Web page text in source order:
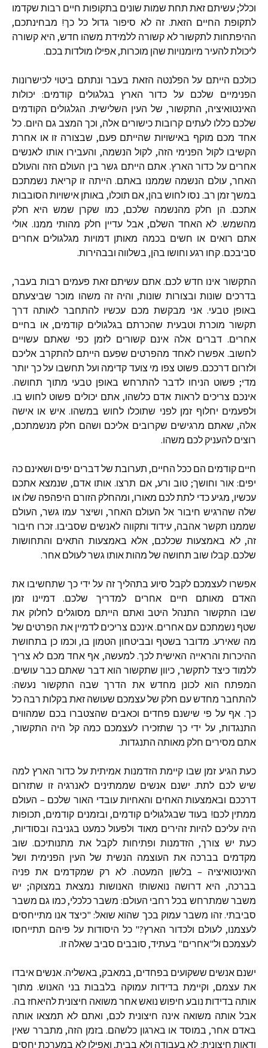
וכלל; עשיתם זאת תחת שמות שונים בתקופות חיים רבות שקדמו
לתקופת החיים הזאת. זה לא סיפור גדול כל כך! מבחינתכם,
ההיפתחות לתקשור לא קשורה ללמידת משהו חדש, היא קשורה
ליכולת להעיר מיומנויות שהן מוכרות, אפילו מולדות בכם.
כולכם הייתם על הפלנטה הזאת בעבר ונתתם ביטוי לכישרונות
הפנימיים שלכם על כדור הארץ בגלגולים קודמים: יכולות
האינטואיציה, התקשור, של העין השלישית. הגלגולים הקודמים
שלכם כללו לעתים קרובות כישורים אלה, וכך המצב גם היום. כל
אחד מכם מוקף באישויות שהייתם פעם, שבצורה זו או אחרת
הקשיבו לקול הפנימי הזה, לקול הנשמה, והעבירו אותו לאנשים
אחרים על כדור הארץ. אתם הייתם גשר בין העולם הזה והעולם
האחר, עולם הנשמה שממנו באתם. הייתה זו קריאת נשמתכם
במשך זמן רב. נסו לחוש בהן, אם תוכלו, באותן אישויות הסובבות
אתכם. הן חלק מהנשמה שלכם, כמו שקרן שמש היא חלק
מהשמש. לא האחד השלם, אבל עדיין חלק מהותי ממנו. אולי
אתם רואים או חשים בכמה מאותן דמויות מגלגולים אחרים
סביבכם. קחו רגע וחושו בהן, בשלווה ובבהירות.
התקשור אינו חדש לכם. אתם עשיתם זאת פעמים רבות בעבר,
בדרכים שונות ובצורות שונות, והיה זה משהו מוכר שביצעתם
באופן טבעי. אני מבקשת מכם עכשיו להתחבר לאותה דרך
תקשור מוכרת וטבעית שהכרתם בגלגולים קודמים, או בחיים
אחרים. דברים אלה אינם קשורים לזמן כפי שאתם עשויים
לחשוב. אפשרו לאחד מהפרטים שפעם הייתם להתקרב אליכם
ולזרום דרככם. פשוט צפו מי צועד קדימה ועל תחשבו על כך יותר
מדי; פשוט הניחו לדבר להתרחש באופן טבעי מתוך תחושה.
אינכם צריכים לראות אדם כלשהו, אתם יכולים פשוט לחוש בו.
ולפעמים יחלוף זמן לפני שתוכלו לחוש במשהו. איש או אישה
אלה, שאתם מרגישים שקרובים אליכם ושהם חלק מנשמתכם,
רוצים להעניק לכם משהו.
חיים קודמים הם ככל החיים, תערובת של דברים יפים ושאינם כה
יפים: אור וחושך; טוב ורע, אם תרצו. אותו אדם, שנמצא אתכם
עכשיו, מגיע כדי לתת לכם מאורו, ומהחלק הזורם היפהפה שלו או
שלה שהרגיש חיבור אל העולם האחר, ושיצר עמו גשר, העולם
שממנו תקשר אהבה, עידוד ותקווה לאנשים שסביבו. זכרו חיבור
זה, לא באמצעות שכלכם, אלא באמצעות התאים והתחושות
שלכם. קבלו שוב תחושה של מהות אותו גשר לעולם אחר.
אפשרו לעצמכם לקבל סיוע בתהליך זה על ידי כך שתחשיבו את
האדם מאותם חיים אחרים למדריך שלכם. דמיינו זמן
שבו התקשור התנהל היטב ואתם הייתם מסוגלים לחלוק את
שטף נשמתכם עם אחרים. אינכם צריכים לדמיין את הפרטים של
מה שאירע. מדובר בשטף ובביטחון הטמון בו, וכמו כן בתחושת
ההיכרות והראייה האישית לכך. למעשה, אף אחד מכם לא צריך
ללמוד כיצד לתקשר, כיוון שתקשור הוא דבר שאתם כבר עושים.
המפתח הוא לכונן מחדש את הדרך שבה התקשור נעשה:
להתחבר מחדש עם חלק של עצמכם שעושה זאת בקלות רבה כל
כך. אף על פי שישנם פחדים וכאבים שהצטברו בכם שמהווים
התנגדות, על ידי כך שתזכירו לעצמכם כמה קל היה התקשור,
אתם מסירים חלק מאותה התנגדות.
כעת הגיע זמן שבו קיימת הזדמנות אמיתית על כדור הארץ למה
שיש לכם לתת. ישנם אנשים שממתינים לאנרגיה זו שתזרום
דרככם ובאמצעות האחים והאחיות עובדי האור שלכם – העולם
ממתין לכם! בעוד שבגלגולים קודמים, ובזמנים קודמים, תכופות
היה עליכם להיות זהירים מאוד ולפעול כמעט בגניבה ובסודיות,
כעת יש צורך, הזדמנות ופתיחות לקבל את מתנותיכם. שוב
מקדמים בברכה את העוצמה הנשית של העין הפנימית ושל
האינטואיציה – בלשון המעטה. לא רק שמקדמים את פניה
בברכה, היא דרושה נואשות! האנושות נמצאת במצוקה; יש
משבר שמתרחש בכל רחבי העולם: משבר כלכלי, כמו גם משבר
סביבתי. זהו משבר עמוק בכך שהוא שואל: "כיצד אנו מתייחסים
לעצמנו, לעולם ולכדור הארץ?" כל היסודות על פיהם תתייחסו
לעצמכם ול"אחרים" בעתיד, סובבים סביב שאלה זו.
ישנם אנשים ששקועים בפחדים, במאבק, באשליה. אנשים איבדו
את עצמם, וקיימת בדידות עמוקה בלבבות בני האנוש. מתוך
אותה בדידות נובע חיפוש נואש אחר משואה חיצונית להיאחז בה.
אבל אותה משואה אינה חיצונית לכם, ואתם לא תמצאו אותה
באדם אחר, במוסד או בארגון כלשהם. בזמן הזה, מתברר שאין
ודאות חיצונית: לא בעבודה ולא בבית, ואפילו לא במערכת יחסים